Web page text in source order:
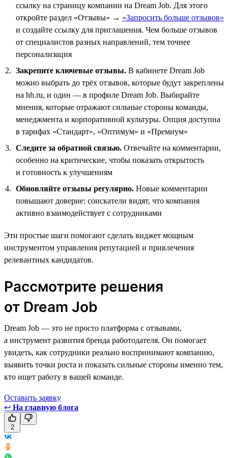
ссылку на страницу компании на Dream Job. Для этого
откройте раздел «Отзывы» → «Запросить больше отзывов»
и создайте ссылку для приглашения. Чем больше отзывов
от специалистов разных направлений, тем точнее
персонализация
Закрепите ключевые отзывы. В кабинете Dream Job
можно выбрать до трёх отзывов, которые будут закреплены
на hh.ru, и один — в профиле Dream Job. Выбирайте
мнения, которые отражают сильные стороны команды,
менеджмента и корпоративной культуры. Опция доступна
в тарифах «Стандарт», «Оптимум» и «Премиум»
Следите за обратной связью. Отвечайте на комментарии,
особенно на критические, чтобы показать открытость
и готовность к улучшениям
Обновляйте отзывы регулярно. Новые комментарии
повышают доверие: соискатели видят, что компания
активно взаимодействует с сотрудниками
Эти простые шаги помогают сделать виджет мощным
инструментом управления репутацией и привлечения
релевантных кандидатов.
Рассмотрите решения
от Dream Job
Dream Job — это не просто платформа с отзывами,
а инструмент развития бренда работодателя. Он помогает
увидеть, как сотрудники реально воспринимают компанию,
выявить точки роста и показать сильные стороны именно тем,
кто ищет работу в вашей команде.
Оставить заявку
↩ На главную блога
2